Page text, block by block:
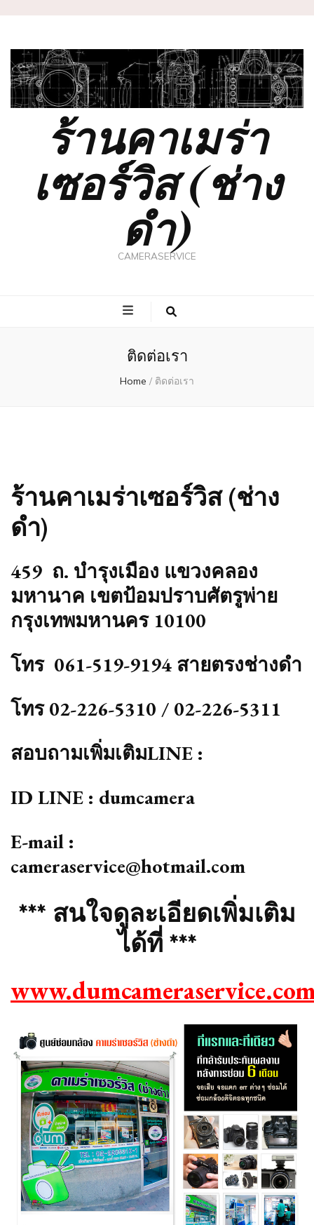
ร้านคาเมร่า
เซอร์วิส (ช่าง
ดำ)
CAMERASERVICE
ติดต่อเรา
Home / ติดต่อเรา
ร้านคาเมร่าเซอร์วิส (ช่าง
ดำ)
459 ถ. บำรุงเมือง แขวงคลอง
มหานาค เขตป้อมปราบศัตรูพ่าย
กรุงเทพมหานคร 10100
โทร 061-519-9194 สายตรงช่างดำ
โทร 02-226-5310 / 02-226-5311
สอบถามเพิ่มเติมLINE :
ID LINE : dumcamera
E-mail :
cameraservice@hotmail.com
*** สนใจดูละเอียดเพิ่มเติม
ได้ที่ ***